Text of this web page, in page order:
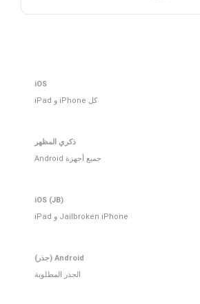
iOS
كل iPhone و iPad
ذكري المظهر
جميع أجهزة Android
iOS (JB)
Jailbroken iPhone و iPad
Android (جذر)
الجذر المطلوبة